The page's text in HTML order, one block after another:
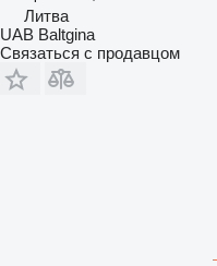
Литва
UAB Baltgina
Связаться с продавцом